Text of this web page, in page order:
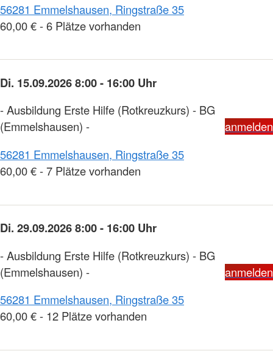
56281 Emmelshausen, Ringstraße 35
60,00 € - 6 Plätze vorhanden
Di. 15.09.2026 8:00 - 16:00 Uhr
- Ausbildung Erste Hilfe (Rotkreuzkurs) - BG
(Emmelshausen) -
anmelden
56281 Emmelshausen, Ringstraße 35
60,00 € - 7 Plätze vorhanden
Di. 29.09.2026 8:00 - 16:00 Uhr
- Ausbildung Erste Hilfe (Rotkreuzkurs) - BG
(Emmelshausen) -
anmelden
56281 Emmelshausen, Ringstraße 35
60,00 € - 12 Plätze vorhanden